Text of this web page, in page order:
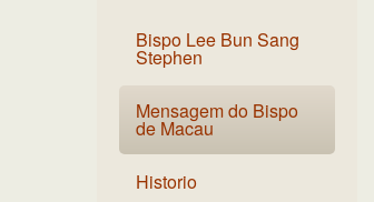
Bispo Lee Bun Sang
Stephen
Mensagem do Bispo
de Macau
Historio